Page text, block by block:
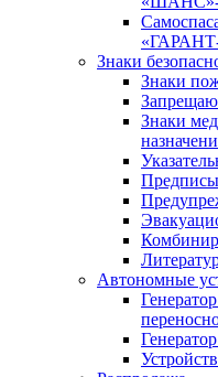
Знаки
Знаки
Знаки
Автономные